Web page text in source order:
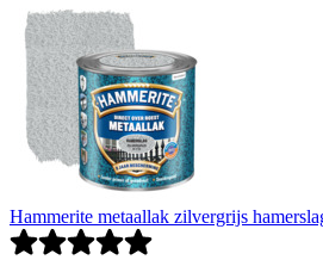
Hammerite metaallak zilvergrijs